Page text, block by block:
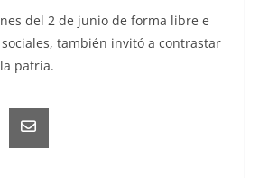
del 2 de junio de forma libre e
también invitó a contrastar
patria.